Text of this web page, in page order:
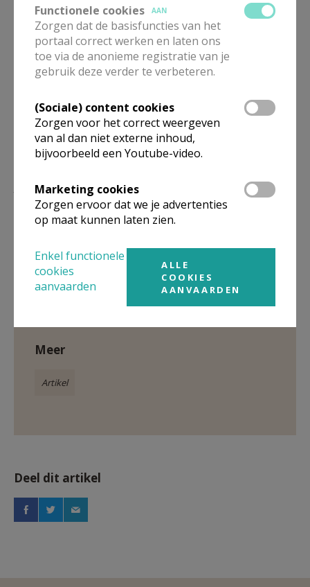
Anselm Grün - Boek van Verlangen © VBK Media
Gepubliceerd door
Parochie De Goede Herder in Beveren-Kruibeke-
Meer
Artikel
Deel dit artikel
Functionele cookies
AAN
Zorgen dat de basisfuncties van het
portaal correct werken en laten ons
toe via de anonieme registratie van je
gebruik deze verder te verbeteren.
(Sociale) content cookies
Zorgen voor het correct weergeven
van al dan niet externe inhoud,
bijvoorbeeld een Youtube-video.
Marketing cookies
Zorgen ervoor dat we je advertenties
op maat kunnen laten zien.
Enkel functionele
cookies
aanvaarden
ALLE
COOKIES
AANVAARDEN